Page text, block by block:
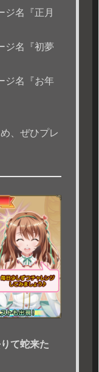
ジ名『正月
ジ名『初夢
ジ名『お年
、ぜひプレ
て蛇来た